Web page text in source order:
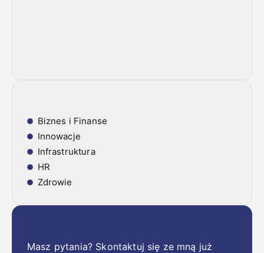
Biznes i Finanse
Innowacje
Infrastruktura
HR
Zdrowie
Masz pytania? Skontaktuj się ze mną już